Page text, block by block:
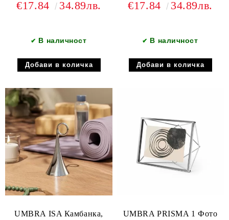
€17.84 34.89лв.
✔ В наличност
€17.84 34.89лв.
✔ В наличност
UMBRA ISA Камбанка,
UMBRA PRISMA 1 Фото